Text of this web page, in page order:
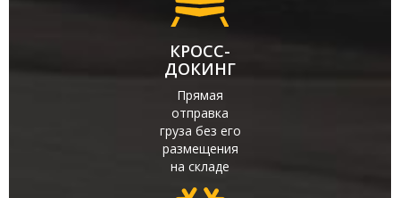
КРОСС-
ДОКИНГ
Прямая
отправка
груза без его
размещения
на складе